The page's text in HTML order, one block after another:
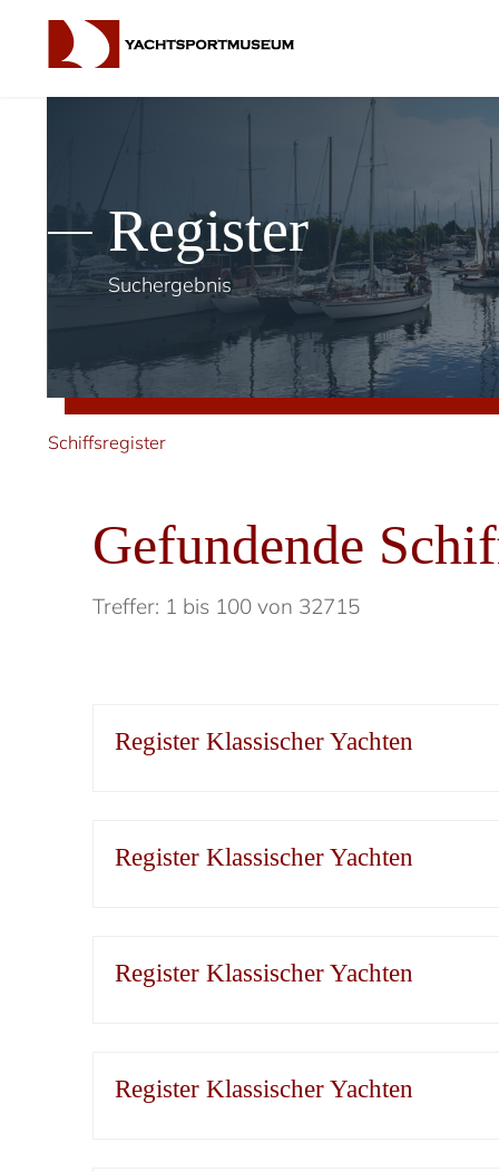
Register
Suchergebnis
Schiffsregister
Gefundende
Treffer: 1 bis 100 von 32715
Register Klassischer Yachten
Register Klassischer Yachten
Register Klassischer Yachten
Register Klassischer Yachten